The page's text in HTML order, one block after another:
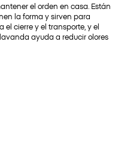
el orden en casa. Están
la forma y sirven para
el cierre y el transporte, y el
ayuda a reducir olores